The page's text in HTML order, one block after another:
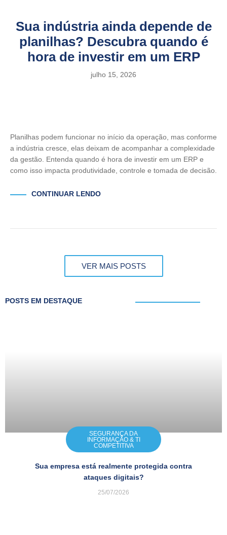
Sua indústria ainda depende de
planilhas? Descubra quando é
hora de investir em um ERP
julho 15, 2026
Planilhas podem funcionar no início da operação, mas conforme
a indústria cresce, elas deixam de acompanhar a complexidade
da gestão. Entenda quando é hora de investir em um ERP e
como isso impacta produtividade, controle e tomada de decisão.
CONTINUAR LENDO
VER MAIS POSTS
POSTS EM DESTAQUE
SEGURANÇA DA
INFORMAÇÃO & TI
COMPETITIVA
Sua empresa está realmente protegida contra
ataques digitais?
25/07/2026